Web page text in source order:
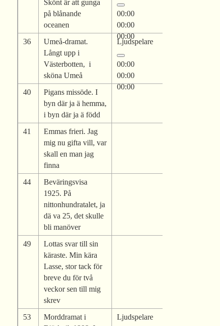
Skönt är att gunga
på blånande
oceanen
00:00
00:00
00:00
36
Umeå-dramat.
Långt upp i
Västerbotten, i
sköna Umeå
Ljudspelare
00:00
00:00
00:00
40
Pigans missöde. I
byn där ja ä hemma,
i byn där ja ä född
41
Emmas frieri. Jag
mig nu gifta vill, var
skall en man jag
finna
44
Beväringsvisa
1925. På
nittonhundratalet, ja
dä va 25, det skulle
bli manöver
49
Lottas svar till sin
käraste. Min kära
Lasse, stor tack för
breve du för två
veckor sen till mig
skrev
53
Morddramat i
Ljudspelare